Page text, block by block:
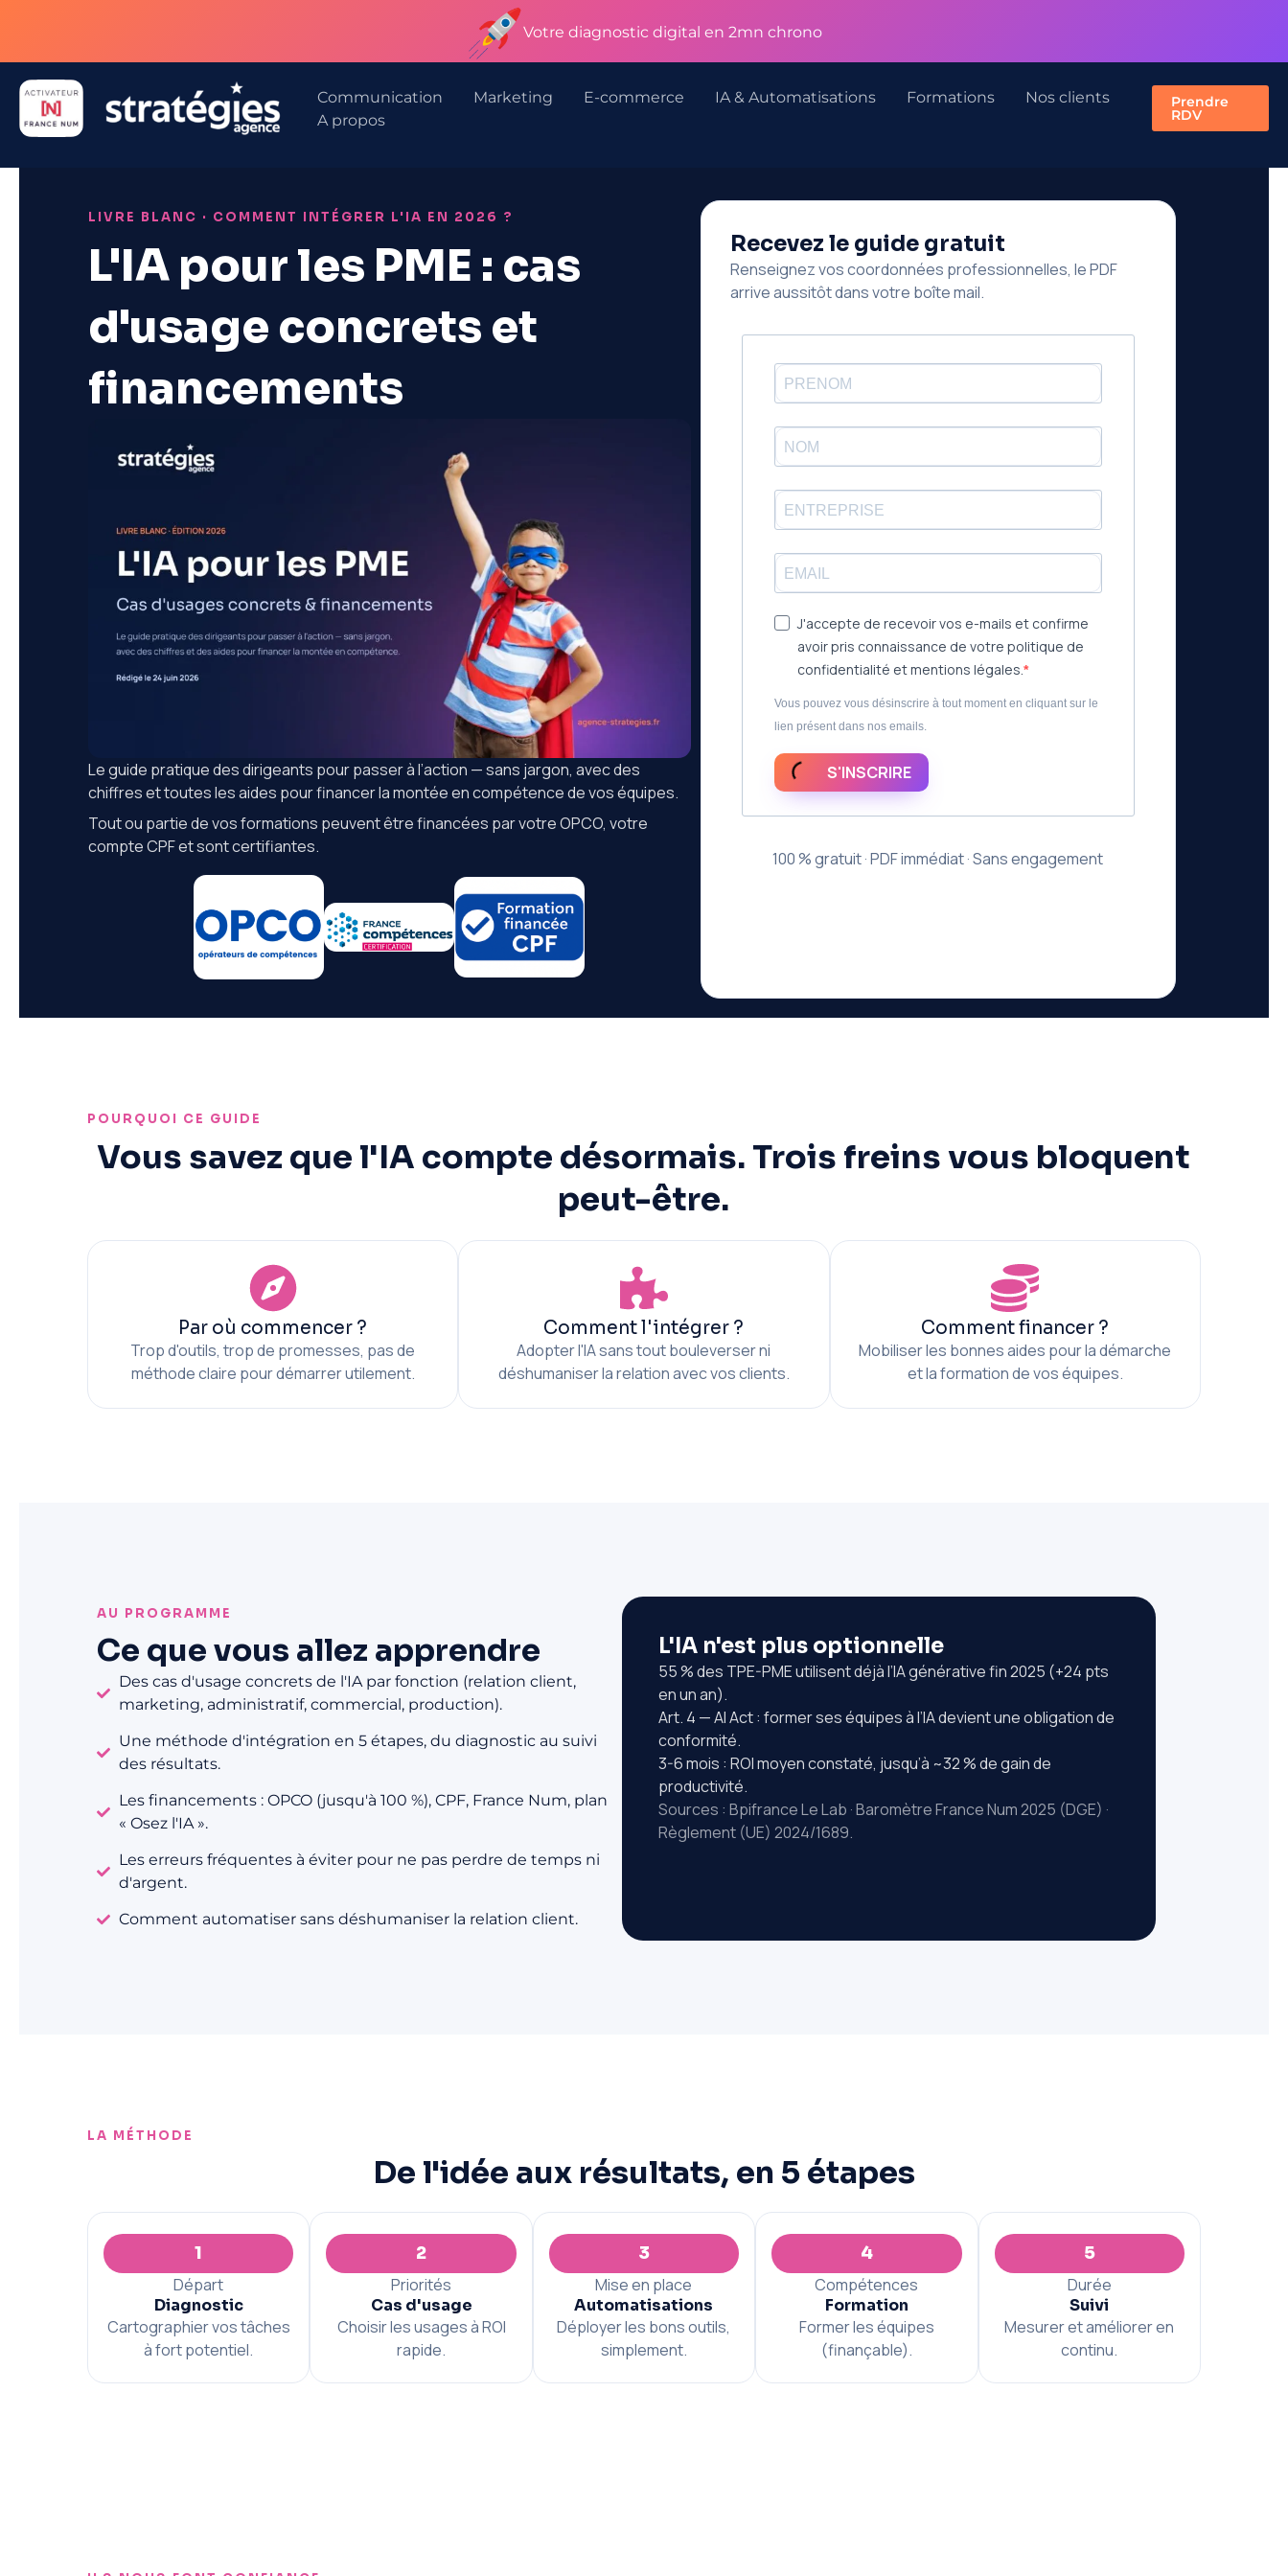
Votre diagnostic digital en 2mn chrono
Communication Marketing E-commerce IA & Automatisations Formations
Nos clients
A propos
Prendre
RDV
LIVRE BLANC · COMMENT INTÉGRER L'IA EN 2026 ?
L'IA pour les PME : cas
d'usage concrets et
financements
Le guide pratique des dirigeants pour passer à l’action — sans jargon, avec des
chiffres et toutes les aides pour financer la montée en compétence de vos équipes.
Tout ou partie de vos formations peuvent être financées par votre OPCO, votre
compte CPF et sont certifiantes.
Recevez le guide gratuit
Renseignez vos coordonnées professionnelles, le PDF
arrive aussitôt dans votre boîte mail.
J'accepte de recevoir vos e-mails et confirme
avoir pris connaissance de votre politique de
confidentialité et mentions légales.
Vous pouvez vous désinscrire à tout moment en cliquant sur le
lien présent dans nos emails.
S'INSCRIRE
100 % gratuit · PDF immédiat · Sans engagement
POURQUOI CE GUIDE
Vous savez que l'IA compte désormais. Trois freins vous bloquent
peut-être.
Par où commencer ?
Trop d'outils, trop de promesses, pas de
méthode claire pour démarrer utilement.
Comment l'intégrer ?
Adopter l'IA sans tout bouleverser ni
déshumaniser la relation avec vos clients.
Comment financer ?
Mobiliser les bonnes aides pour la démarche
et la formation de vos équipes.
AU PROGRAMME
Ce que vous allez apprendre
Des cas d'usage concrets de l'IA par fonction (relation client,
marketing, administratif, commercial, production).
Une méthode d'intégration en 5 étapes, du diagnostic au suivi
des résultats.
Les financements : OPCO (jusqu'à 100 %), CPF, France Num, plan
« Osez l'IA ».
Les erreurs fréquentes à éviter pour ne pas perdre de temps ni
d'argent.
Comment automatiser sans déshumaniser la relation client.
L'IA n'est plus optionnelle
55 % des TPE-PME utilisent déjà l’IA générative fin 2025 (+24 pts
en un an).
Art. 4 — AI Act : former ses équipes à l’IA devient une obligation de
conformité.
3-6 mois : ROI moyen constaté, jusqu’à ~32 % de gain de
productivité.
Sources : Bpifrance Le Lab · Baromètre France Num 2025 (DGE) ·
Règlement (UE) 2024/1689.
LA MÉTHODE
De l'idée aux résultats, en 5 étapes
1
Départ
Diagnostic
Cartographier vos tâches
à fort potentiel.
2
Priorités
Cas d'usage
Choisir les usages à ROI
rapide.
3
Mise en place
Automatisations
Déployer les bons outils,
simplement.
4
Compétences
Formation
Former les équipes
(finançable).
5
Durée
Suivi
Mesurer et améliorer en
continu.